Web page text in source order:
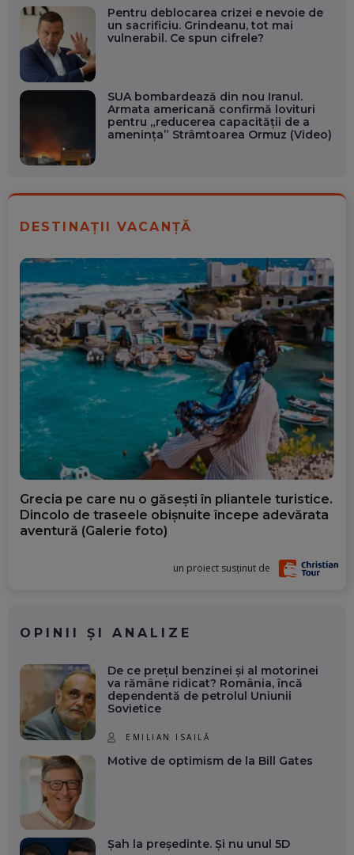
Pentru deblocarea crizei e nevoie de
un sacrificiu. Grindeanu, tot mai
vulnerabil. Ce spun cifrele?
SUA bombardează din nou Iranul.
Armata americană confirmă lovituri
pentru „reducerea capacității de a
amenința” Strâmtoarea Ormuz (Video)
DESTINAȚII VACANȚĂ
Grecia pe care nu o găsești în pliantele turistice.
Dincolo de traseele obișnuite începe adevărata
aventură (Galerie foto)
un proiect susținut de
OPINII ȘI ANALIZE
De ce prețul benzinei și al motorinei
va rămâne ridicat? România, încă
dependentă de petrolul Uniunii
Sovietice
EMILIAN ISAILĂ
Motive de optimism de la Bill Gates
Șah la președinte. Și nu unul 5D